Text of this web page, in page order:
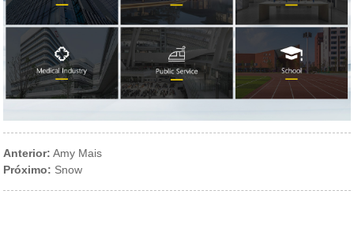
Anterior: Amy Mais
Próximo: Snow